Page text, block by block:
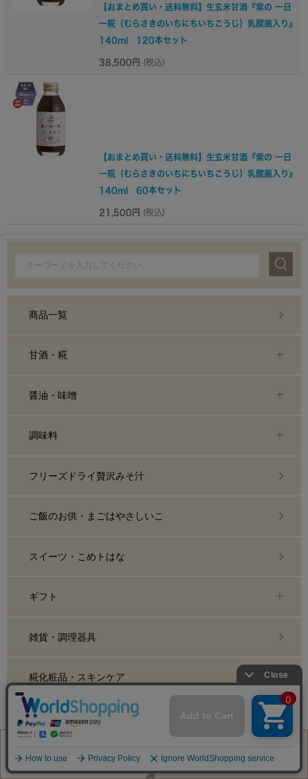
【おまとめ買い・送料無料】生玄米甘酒『紫の 一日
一糀（むらさきのいちにちいちこうじ）乳酸菌入り』
140ml 120本セット
38,500円 (税込)
【おまとめ買い・送料無料】生玄米甘酒『紫の 一日
一糀（むらさきのいちにちいちこうじ）乳酸菌入り』
140ml 60本セット
21,500円 (税込)
商品一覧
甘酒・糀
醤油・味噌
調味料
フリーズドライ贅沢みそ汁
ご飯のお供・まごはやさしいこ
スイーツ・こめトはな
ギフト
雑貨・調理器具
糀化粧品・スキンケア
おまとめ買い・定期購入
業務用